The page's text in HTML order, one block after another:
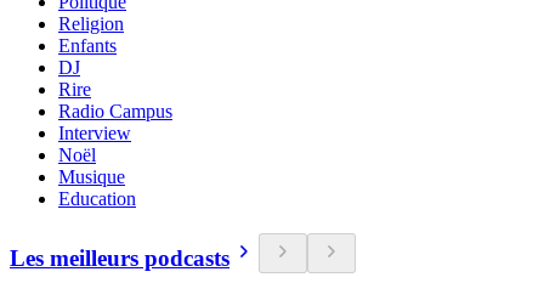
Religion
Enfants
DJ
Rire
Radio Campus
Interview
Noël
Musique
Education
Les meilleurs podcasts